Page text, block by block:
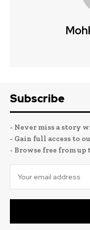
Subscribe
- Never miss a story
- Gain full access to
- Browse free from up